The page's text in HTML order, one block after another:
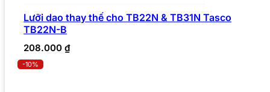
Lưỡi dao thay thế cho TB22N & TB31N Tasco
TB22N-B
208.000 ₫
-10%